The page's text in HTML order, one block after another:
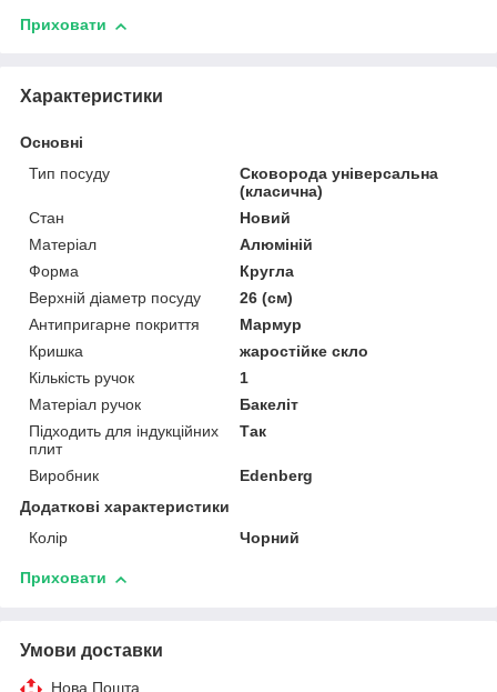
Приховати
Характеристики
Основні
Тип посуду
Сковорода універсальна
(класична)
Стан
Новий
Матеріал
Алюміній
Форма
Кругла
Верхній діаметр посуду
26 (см)
Антипригарне покриття
Мармур
Кришка
жаростійке скло
Кількість ручок
1
Матеріал ручок
Бакеліт
Підходить для індукційних
плит
Так
Виробник
Edenberg
Додаткові характеристики
Колір
Чорний
Приховати
Умови доставки
Нова Пошта